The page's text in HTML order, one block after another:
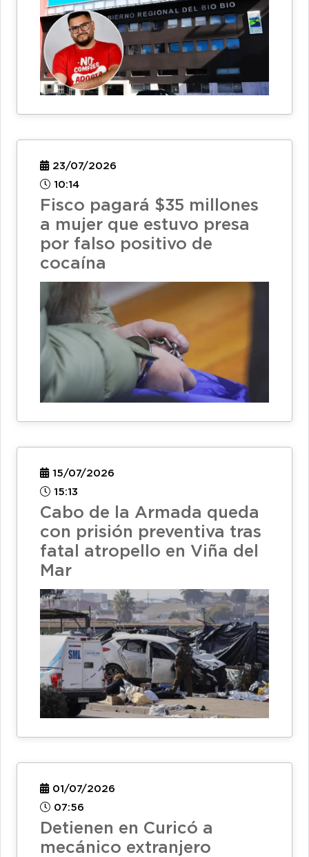
23/07/2026
10:14
Fisco pagará $35 millones
a mujer que estuvo presa
por falso positivo de
cocaína
15/07/2026
15:13
Cabo de la Armada queda
con prisión preventiva tras
fatal atropello en Viña del
Mar
01/07/2026
07:56
Detienen en Curicó a
mecánico extranjero